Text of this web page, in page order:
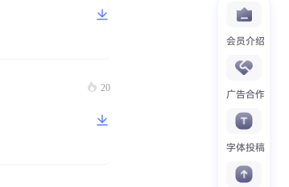
会员介绍
广告合作
字体投稿
20